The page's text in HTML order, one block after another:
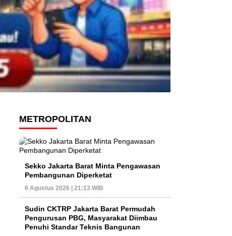
METROPOLITAN
Sekko Jakarta Barat Minta Pengawasan
Pembangunan Diperketat
6 Agustus 2026 | 21:13 WIB
Sudin CKTRP Jakarta Barat Permudah
Pengurusan PBG, Masyarakat Diimbau
Penuhi Standar Teknis Bangunan